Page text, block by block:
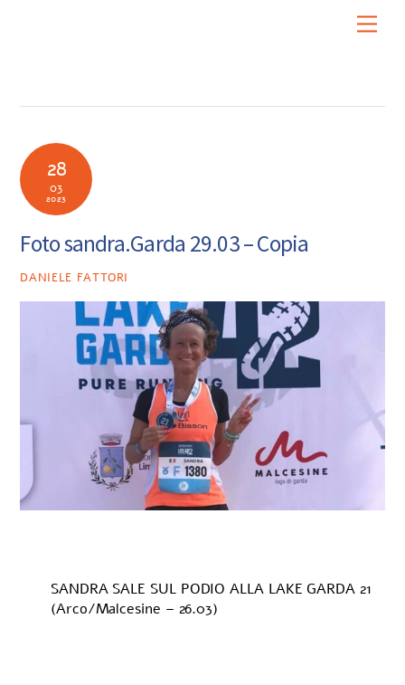
28
03
2023
Foto sandra.Garda 29.03 – Copia
DANIELE FATTORI
SANDRA SALE SUL PODIO ALLA LAKE GARDA 21
(Arco/Malcesine – 26.03)